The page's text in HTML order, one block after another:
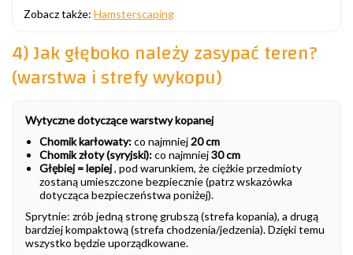
Zobacz także: Hamsterscaping
4) Jak głęboko należy zasypać teren?
(warstwa i strefy wykopu)
Wytyczne dotyczące warstwy kopanej
Chomik karłowaty:co najmniej20 cm
Chomik złoty (syryjski):co najmniej30 cm
Głębiej = lepiej, pod warunkiem, że ciężkie przedmioty
zostaną umieszczone bezpiecznie (patrz wskazówka
dotycząca bezpieczeństwa poniżej).
Sprytnie: zrób jedną stronę grubszą (strefa kopania), a drugą
bardziej kompaktową (strefa chodzenia/jedzenia). Dzięki temu
wszystko będzie uporządkowane.